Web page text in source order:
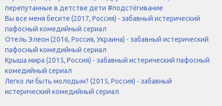
перепутанные в детстве дети #подстёгивание
Вы все меня бесите (2017, Россия) - забавный истерический
пафосный комедийный сериал
Отель Элеон (2016, Россия, Украина) - забавный истерический
пафосный комедийный сериал
Крыша мира (2015, Россия) - забавный истерический пафосный
комедийный сериал
Легко ли быть молодым? (2015, Россия) - забавный
истерический комедийный сериал